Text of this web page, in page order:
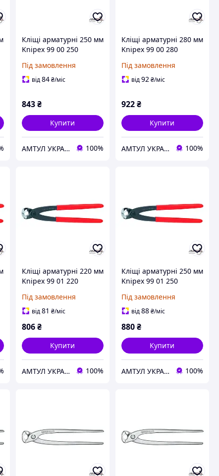
Кліщі арматурні 250 мм
Knipex 99 00 250
Під замовлення
від84 ₴/міс
843 ₴
Купити
АМТУЛ УКРАЇНА 100%
Кліщі арматурні 280 мм
Knipex 99 00 280
Під замовлення
від92 ₴/міс
922₴
Купити
АМТУЛ УКРАЇНА 100%
Кліщі арматурні 220 мм
Knipex 99 01 220
Під замовлення
від81 ₴/міс
806 ₴
Купити
АМТУЛ УКРАЇНА 100%
Кліщі арматурні 250 мм
Knipex 99 01 250
Під замовлення
від88₴/міс
880₴
Купити
АМТУЛ УКРАЇНА 100%